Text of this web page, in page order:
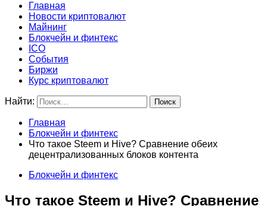
Новости криптовалют
Главная
Новости криптовалют
Майнинг
Блокчейн и финтекс
ICO
События
Биржи
Курс криптовалют
Найти:
Главная
Блокчейн и финтекс
Что такое Steem и Hive? Сравнение обеих
децентрализованных блоков контента
Блокчейн и финтекс
Что такое Steem и Hive? Сравнение